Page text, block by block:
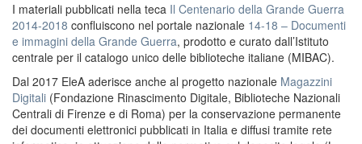
I materiali pubblicati nella teca Il Centenario della Grande Guerra
2014-2018 confluiscono nel portale nazionale 14-18 – Documenti
e immagini della Grande Guerra, prodotto e curato dall’Istituto
centrale per il catalogo unico delle biblioteche italiane (MIBAC).
Dal 2017 EleA aderisce anche al progetto nazionale Magazzini
Digitali (Fondazione Rinascimento Digitale, Biblioteche Nazionali
Centrali di Firenze e di Roma) per la conservazione permanente
dei documenti elettronici pubblicati in Italia e diffusi tramite rete